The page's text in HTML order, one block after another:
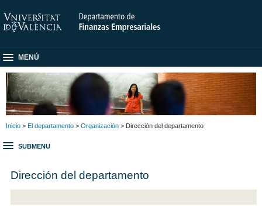
MENÚ
Inicio > El departamento > Organización > Dirección del departamento
SUBMENU
Dirección del departamento